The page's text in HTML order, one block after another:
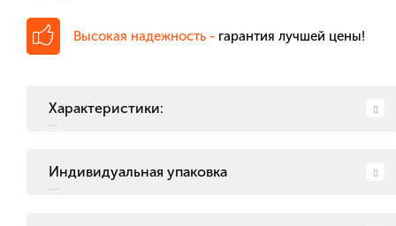
Высокая надежность - гарантия лучшей цены!
Характеристики:
Индивидуальная упаковка